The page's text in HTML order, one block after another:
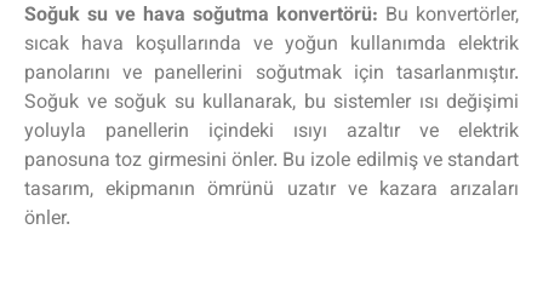
Soğuk su ve hava soğutma konvertörü: Bu konvertörler,
sıcak hava koşullarında ve yoğun kullanımda elektrik
panolarını ve panellerini soğutmak için tasarlanmıştır.
Soğuk ve soğuk su kullanarak, bu sistemler ısı değişimi
yoluyla panellerin içindeki ısıyı azaltır ve elektrik
panosuna toz girmesini önler. Bu izole edilmiş ve standart
tasarım, ekipmanın ömrünü uzatır ve kazara arızaları
önler.